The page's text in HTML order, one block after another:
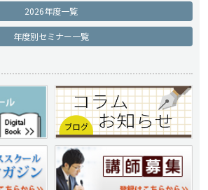
2026年度一覧
年度別セミナー一覧